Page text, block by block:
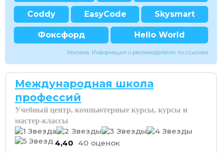
Coddy EasyCode Skysmart
Фоксфорд Hello World
Реклама. Информация о рекламодателях по ссылкам.
Международная школа
профессий
Учебный центр, компьютерные курсы, курсы и
мастер-классы
4,40 40 оценок